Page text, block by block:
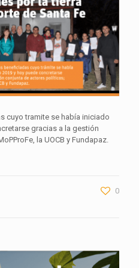
cuyo tramite se había iniciado
gracias a la gestión
la UOCB y Fundapaz.
0